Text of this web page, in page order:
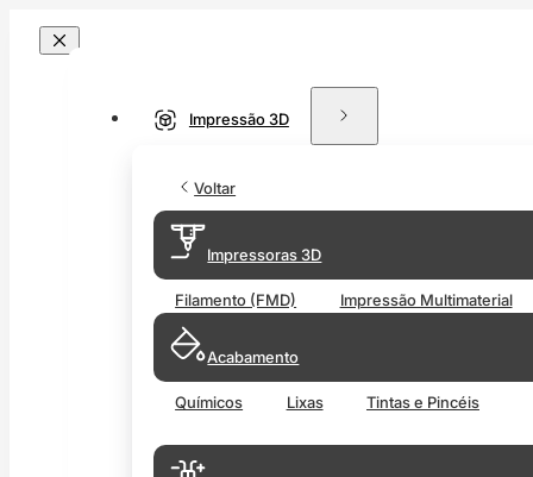
Impressão 3D
Voltar
Impressoras 3D
Filamento (FMD) Impressão Multimaterial
Acabamento
Químicos Lixas Tintas e Pincéis